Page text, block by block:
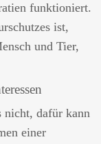
funktioniert.
ist,
und Tier,
nicht, dafür kann
einer